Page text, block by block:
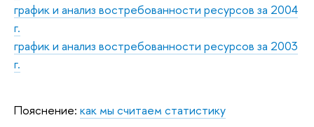
график и анализ востребованности ресурсов за 2004
г.
график и анализ востребованности ресурсов за 2003
г.
Пояснение: как мы считаем статистику